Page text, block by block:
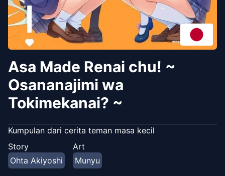
Asa Made Renai chu! ~
Osananajimi wa
Tokimekanai? ~
Kumpulan dari cerita teman masa kecil
Story
Ohta Akiyoshi
Art
Munyu